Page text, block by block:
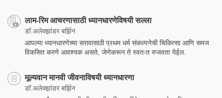
लाम-रिम आचरणासाठी ध्यानधारणेविषयी सल्ला
डॉ.अलेक्झांडर बर्झिन
आपल्या ध्यानधारणेच्या सरावासाठी प्रथम धर्म संकल्पनेची चिकित्सा आणि समज
विकसित करणे आवश्यक असते, जेणेकरून ते स्वतःत रुजवता येईल.
मूल्यवान मानवी जीवनाविषयी ध्यानधारणा
डॉ.अलेक्झांडर बर्झिन